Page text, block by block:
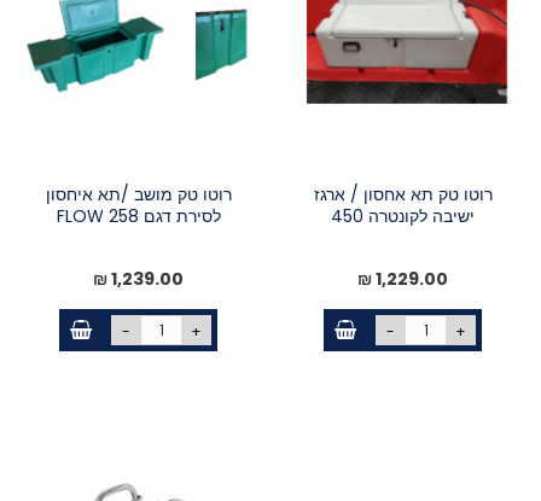
רוטו טק תא אחסון / ארגז
ישיבה לקונטרה 450
1,229.00 ₪
- +
רוטו טק מושב /תא איחסון
לסירת דגם FLOW 258
1,239.00 ₪
- +